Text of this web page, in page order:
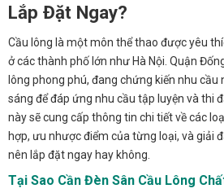
Lắp Đặt Ngay?
Cầu lông là một môn thể thao được yêu
ở các thành phố lớn như Hà Nội. Quận
lông phong phú, đang chứng kiến nhu cầu
sáng để đáp ứng nhu cầu tập luyện và thi
này sẽ cung cấp thông tin chi tiết về các
hợp, ưu nhược điểm của từng loại, và giải
nên lắp đặt ngay hay không.
Tại Sao Cần Đèn Sân Cầu Lông